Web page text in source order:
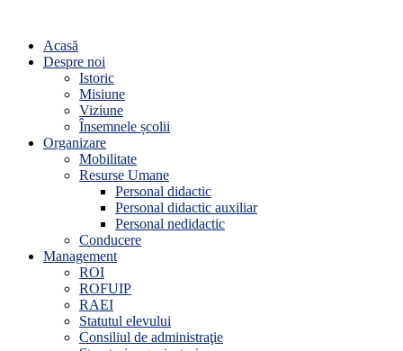
Acasă
Despre noi
Istoric
Misiune
Viziune
Însemnele școlii
Organizare
Mobilitate
Resurse Umane
Personal didactic
Personal didactic auxiliar
Personal nedidactic
Conducere
Management
ROI
ROFUIP
RAEI
Statutul elevului
Consiliul de administraţie